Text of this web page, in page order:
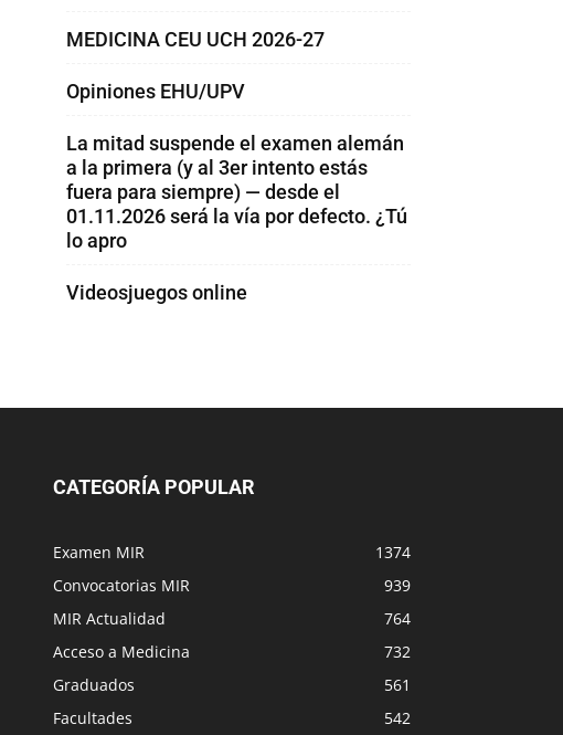
MEDICINA CEU UCH 2026-27
Opiniones EHU/UPV
La mitad suspende el examen alemán
a la primera (y al 3er intento estás
fuera para siempre) — desde el
01.11.2026 será la vía por defecto. ¿Tú
lo apro
Videosjuegos online
CATEGORÍA POPULAR
Examen MIR
1374
Convocatorias MIR
939
MIR Actualidad
764
Acceso a Medicina
732
Graduados
561
Facultades
542